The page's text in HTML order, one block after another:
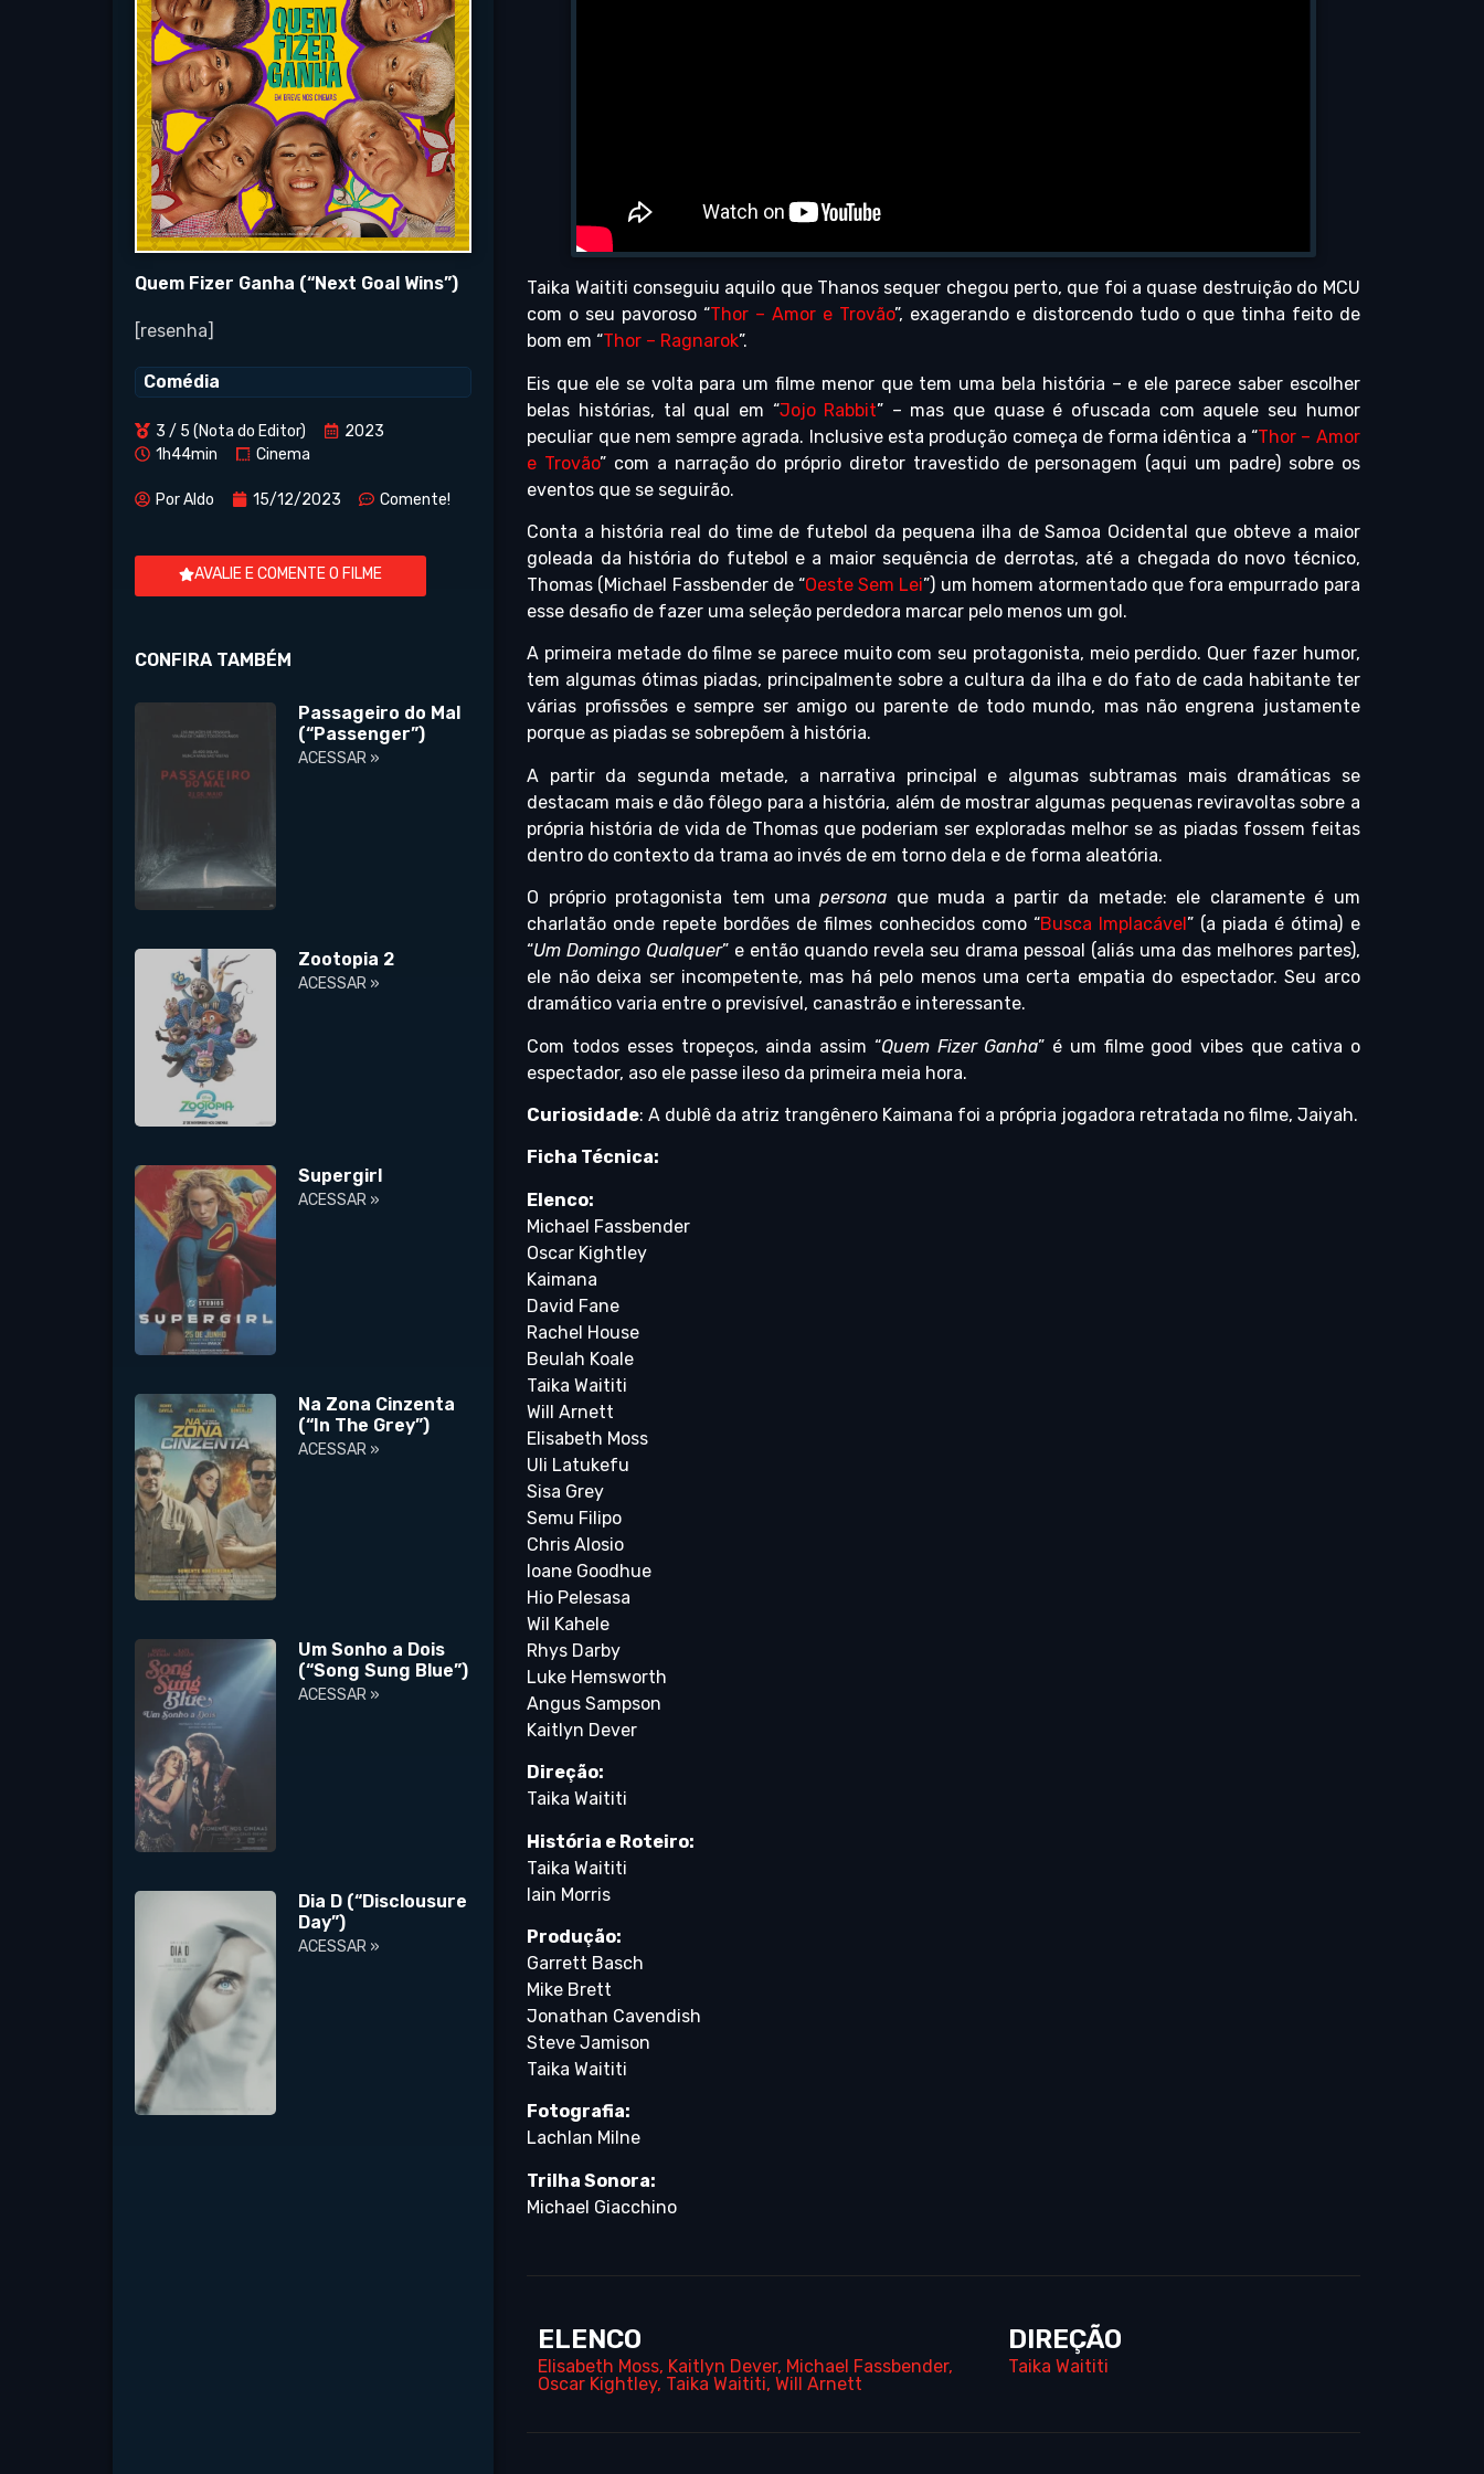
Quem Fizer Ganha (“Next Goal Wins”)
[resenha]
Comédia
3 / 5 (Nota do Editor)
2023
1h44min
Cinema
PorAldo 15/12/2023 Comente!
AVALIE E COMENTE O FILME
CONFIRA TAMBÉM
Passageiro do Mal
(“Passenger”)
ACESSAR »
Zootopia 2
ACESSAR »
Supergirl
ACESSAR »
Na Zona Cinzenta
(“In The Grey”)
ACESSAR »
Um Sonho a Dois
(“Song Sung Blue”)
ACESSAR »
Dia D (“Disclousure
Day”)
ACESSAR »
Taika Waititi conseguiu aquilo que Thanos sequer chegou perto, que foi a quase destruição do MCU
com o seu pavoroso “Thor – Amor e Trovão”, exagerando e distorcendo tudo o que tinha feito de
bom em “Thor – Ragnarok”.
Eis que ele se volta para um filme menor que tem uma bela história – e ele parece saber escolher
belas histórias, tal qual em “Jojo Rabbit” – mas que quase é ofuscada com aquele seu humor
peculiar que nem sempre agrada. Inclusive esta produção começa de forma idêntica a “Thor – Amor
e Trovão” com a narração do próprio diretor travestido de personagem (aqui um padre) sobre os
eventos que se seguirão.
Conta a história real do time de futebol da pequena ilha de Samoa Ocidental que obteve a maior
goleada da história do futebol e a maior sequência de derrotas, até a chegada do novo técnico,
Thomas (Michael Fassbender de “Oeste Sem Lei”) um homem atormentado que fora empurrado para
esse desafio de fazer uma seleção perdedora marcar pelo menos um gol.
A primeira metade do filme se parece muito com seu protagonista, meio perdido. Quer fazer humor,
tem algumas ótimas piadas, principalmente sobre a cultura da ilha e do fato de cada habitante ter
várias profissões e sempre ser amigo ou parente de todo mundo, mas não engrena justamente
porque as piadas se sobrepõem à história.
A partir da segunda metade, a narrativa principal e algumas subtramas mais dramáticas se
destacam mais e dão fôlego para a história, além de mostrar algumas pequenas reviravoltas sobre a
própria história de vida de Thomas que poderiam ser exploradas melhor se as piadas fossem feitas
dentro do contexto da trama ao invés de em torno dela e de forma aleatória.
O próprio protagonista tem umapersona que muda a partir da metade: ele claramente é um
charlatão onde repete bordões de filmes conhecidos como “Busca Implacável ” (a piada é ótima) e
“Um Domingo Qualquer” e então quando revela seu drama pessoal (aliás uma das melhores partes),
ele não deixa ser incompetente, mas há pelo menos uma certa empatia do espectador. Seu arco
dramático varia entre o previsível, canastrão e interessante.
Com todos esses tropeços, ainda assim “Quem Fizer Ganha” é um filme good vibes que cativa o
espectador, aso ele passe ileso da primeira meia hora.
Curiosidade: A dublê da atriz trangênero Kaimana foi a própria jogadora retratada no filme, Jaiyah.
Ficha Técnica:
Elenco:
Michael Fassbender
Oscar Kightley
Kaimana
David Fane
Rachel House
Beulah Koale
Taika Waititi
Will Arnett
Elisabeth Moss
Uli Latukefu
Sisa Grey
Semu Filipo
Chris Alosio
Ioane Goodhue
Hio Pelesasa
Wil Kahele
Rhys Darby
Luke Hemsworth
Angus Sampson
Kaitlyn Dever
Direção:
Taika Waititi
História e Roteiro:
Taika Waititi
Iain Morris
Produção:
Garrett Basch
Mike Brett
Jonathan Cavendish
Steve Jamison
Taika Waititi
Fotografia:
Lachlan Milne
Trilha Sonora:
Michael Giacchino
ELENCO
Elisabeth Moss, Kaitlyn Dever, Michael Fassbender,
Oscar Kightley, Taika Waititi,Will Arnett
DIREÇÃO
Taika Waititi